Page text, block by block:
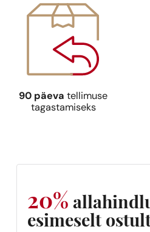
90 päeva tellimuse
tagastamiseks
20%
esimeselt